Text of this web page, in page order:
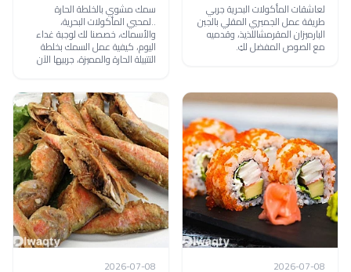
لعاشقات المأكولات البحرية جربي
طريقة عمل الجمبري المقلي بالجبن
البارميزان المقرمشاللذيذ، وقدميه
مع الصوص المفضل لكِ.
سمك مشوي بالخلطة الحارة
..لمحبي المأكولات البحرية،
والأسماك، خصصنا لك لوجبة غداء
اليوم، كيفية عمل السمك بخلطة
التتبيلة الحارة والمميزة، جربيها الآن
2026-07-08
2026-07-08